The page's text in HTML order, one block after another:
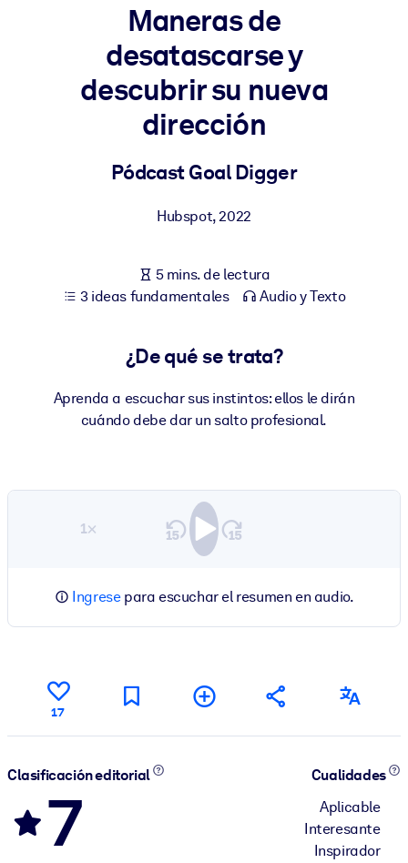
Para LMS/LXP
Integre conocimientos verificados y breves en su LMS/LXP para
obtener mejores resultados de aprendizaje.
Enriquezca su biblioteca corporativa con conocimientos
estructurados para mejorar los resultados.
Maneras de
desatascarse y
descubrir su nueva
dirección
Pódcast Goal Digger
Hubspot,2022
5 mins. de lectura
3 ideas fundamentales
Audio y Texto
¿De qué se trata?
Aprenda a escuchar sus instintos: ellos le dirán
cuándo debe dar un salto profesional.
1×
Ingresepara escuchar el resumen en audio.
17
Clasificación editorial
7
Cualidades
Aplicable
Interesante
Inspirador